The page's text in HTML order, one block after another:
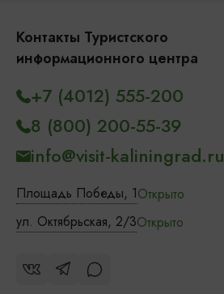
Контакты Туристского
информационного центра
Площадь Победы, 1Открыто
ул. Октябрьская, 2/3Открыто
+7 (4012) 555-200
8 (800) 200-55-39
info@visit-kaliningrad.ru